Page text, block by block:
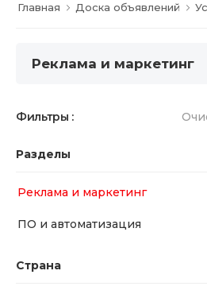
Главная Доска объявлений
Реклама и маркетинг
Фильтры :
Разделы
Реклама и маркетинг
ПО и автоматизация
Страна